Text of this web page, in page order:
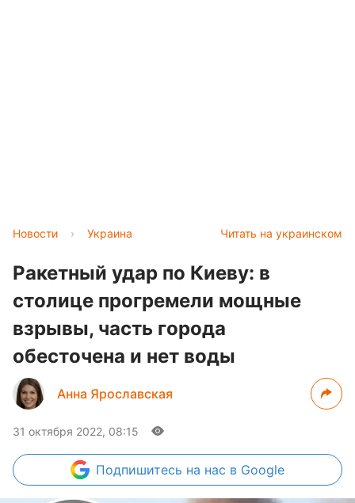
Читать на украинском
Новости › Украина
Ракетный удар по Киеву: в
столице прогремели мощные
взрывы, часть города
обесточена и нет воды
Анна Ярославская
31 октября 2022, 08:15
Подпишитесь на нас в Google